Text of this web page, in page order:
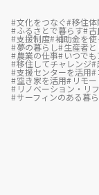
文化をつなぐ 移住体
ふるさとで暮らす
支援制度 補助金を使
夢の暮らし 生産者
農業の仕事 いつで
移住してチャレンジ
支援センターを活用
空き家を活用 リモー
リノベーション・リ
サーフィンのある暮